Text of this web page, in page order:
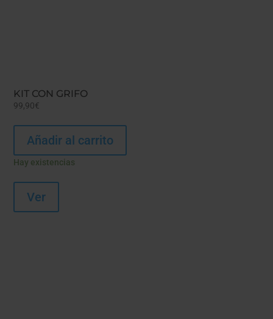
KIT CON GRIFO
99,90€
Añadir al carrito
Hay existencias
Ver